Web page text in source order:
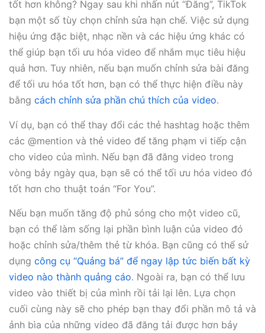
tốt hơn không? Ngay sau khi nhấn nút “Đăng”, TikTok
bạn một số tùy chọn chỉnh sửa hạn chế. Việc sử dụng
hiệu ứng đặc biệt, nhạc nền và các hiệu ứng khác có
thể giúp bạn tối ưu hóa video để nhắm mục tiêu hiệu
quả hơn. Tuy nhiên, nếu bạn muốn chỉnh sửa bài đăng
để tối ưu hóa tốt hơn, bạn có thể thực hiện điều này
bằng cách chỉnh sửa phần chú thích của video.
Ví dụ, bạn có thể thay đổi các thẻ hashtag hoặc thêm
các @mention và thẻ video để tăng phạm vi tiếp cận
cho video của mình. Nếu bạn đã đăng video trong
vòng bảy ngày qua, bạn sẽ có thể tối ưu hóa video đó
tốt hơn cho thuật toán “For You”.
Nếu bạn muốn tăng độ phủ sóng cho một video cũ,
bạn có thể làm sống lại phần bình luận của video đó
hoặc chỉnh sửa/thêm thẻ từ khóa. Bạn cũng có thể sử
dụng công cụ “Quảng bá” để ngay lập tức biến bất kỳ
video nào thành quảng cáo. Ngoài ra, bạn có thể lưu
video vào thiết bị của mình rồi tải lại lên. Lựa chọn
cuối cùng này sẽ cho phép bạn thay đổi phần mô tả và
ảnh bìa của những video đã đăng tải được hơn bảy